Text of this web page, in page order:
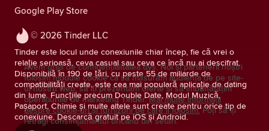
© 2026 Tinder LLC
Tinder este locul unde conexiunile chiar încep, fie că vrei o
relație serioasă, ceva casual sau ceva ce încă nu ai descifrat.
Disponibilă în 190 de țări, cu peste 55 de miliarde de
compatibilități create, este cea mai populară aplicație de dating
din lume. Funcțiile precum Double Date, Modul Muzică,
Pașaport, Chimie și multe altele sunt create pentru orice tip de
conexiune. Descarcă gratuit pe iOS și Android.
Google Play Store
Avem grijă de confidențialitatea dvs. Noi și partenerii noștri
folosim module cookie ca să măsurăm audiența de pe site-
ul nostru web, să îți prezentăm oferte și să îmbunătățim
operațiunile de marketing Tinder. Mai multe informații
despre cookie-uri și furnizorii pe care îi folosim. Poți să îți
retragi consimţământul oricând din setări.